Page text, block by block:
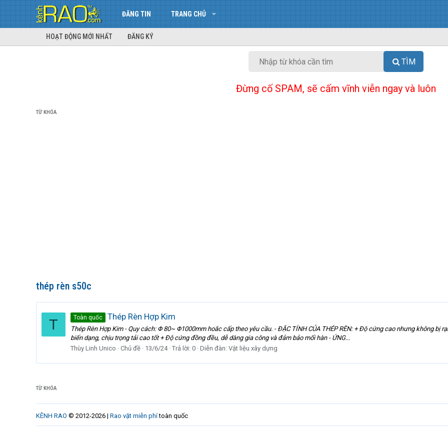
ĐĂNG TIN TRANG CHỦ
HOẠT ĐỘNG MỚI NHẤT ĐĂNG KÝ
TÌM
Đừng cố SPAM, sẽ cấm vĩnh viễn ngay và luôn
TỪ KHÓA
thép rèn s50c
T Toàn quốc Thép Rèn Hợp Kim
Thép Rèn Hợp Kim - Quy cách: Φ 80~ Φ1000mm hoăc cấp theo yêu cầu. - ĐẶC TÍNH CỦA THÉP RÈN: + Độ cứng cao nhưng không bị
biến dạng, chịu trọng tải cao tốt + Độ cứng đồng đều, dễ dàng gia công và đảm bảo mối hàn - ỨNG...
Thùy Linh Unico
Chủ đề 13/6/24 Trả lời: 0 Diễn đàn: Vật liệu xây dựng
TỪ KHÓA
KÊNH RAO © 2012-2026 | Rao vặt miễn phítoàn quốc